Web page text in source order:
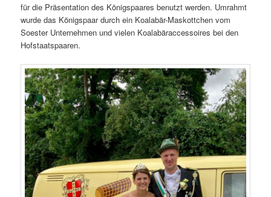
für die Präsentation des Königspaares benutzt werden. Umrahmt
wurde das Königspaar durch ein Koalabär-Maskottchen vom
Soester Unternehmen und vielen Koalabäraccessoires bei den
Hofstaatspaaren.